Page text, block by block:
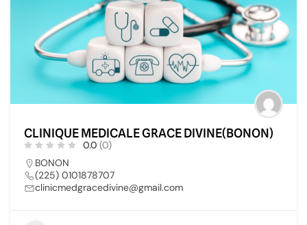
CLINIQUE MEDICALE GRACE DIVINE(BONON)
0.0 (0)
BONON
(225) 0101878707
clinicmedgracedivine@gmail.com